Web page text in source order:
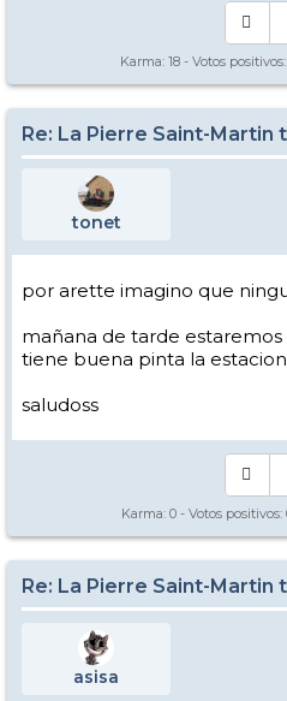
Karma: 18 - Votos positivos:
Re: La Pierre Saint-Martin
tonet
por arette imagino que
mañana de tarde estaremos
tiene buena pinta la estacion
saludoss
Karma: 0 - Votos positivos:
Re: La Pierre Saint-Martin
asisa